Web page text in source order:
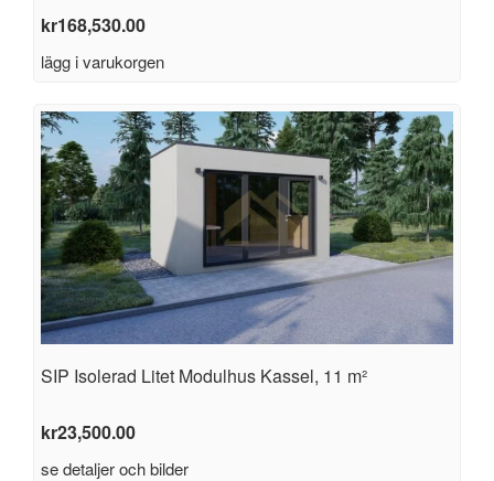
kr168,530.00
lägg i varukorgen
SIP Isolerad Litet Modulhus Kassel, 11 m²
kr23,500.00
se detaljer och bilder